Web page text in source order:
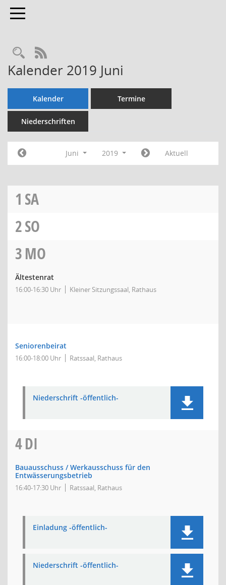
Toggle navigation
Rechercheauswahl
RSS-Feed
Kalender 2019 Juni
Kalender Termine
Niederschriften
Juni 2019 Aktuell
1 SA
2SO
3MO
Ältestenrat
16:00-16:30 Uhr Kleiner Sitzungssaal, Rathaus
Seniorenbeirat
16:00-18:00 Uhr Ratssaal, Rathaus
Niederschrift -öffentlich-
4DI
Bauausschuss / Werkausschuss für den
Entwässerungsbetrieb
16:40-17:30 Uhr Ratssaal, Rathaus
Einladung -öffentlich-
Niederschrift -öffentlich-